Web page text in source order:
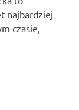
najbardziej
czasie,